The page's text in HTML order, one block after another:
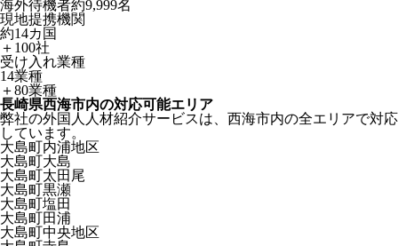
海外待機者約9,999名
現地提携機関
約14カ国
＋100社
受け入れ業種
14業種
＋80業種
長崎県西海市内の対応可能エリア
弊社の外国人人材紹介サービスは、西海市内の全エリアで対応
しています。
大島町内浦地区
大島町大島
大島町太田尾
大島町黒瀬
大島町塩田
大島町田浦
大島町中央地区